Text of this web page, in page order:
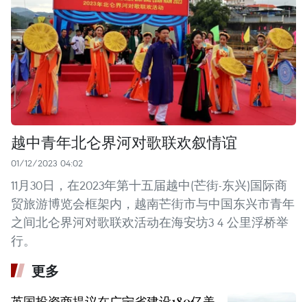
越中青年北仑界河对歌联欢叙情谊
01/12/2023 04:02
11月30日，在2023年第十五届越中(芒街-东兴)国际商
贸旅游博览会框架内，越南芒街市与中国东兴市青年
之间北仑界河对歌联欢活动在海安坊3 4 公里浮桥举
行。
更多